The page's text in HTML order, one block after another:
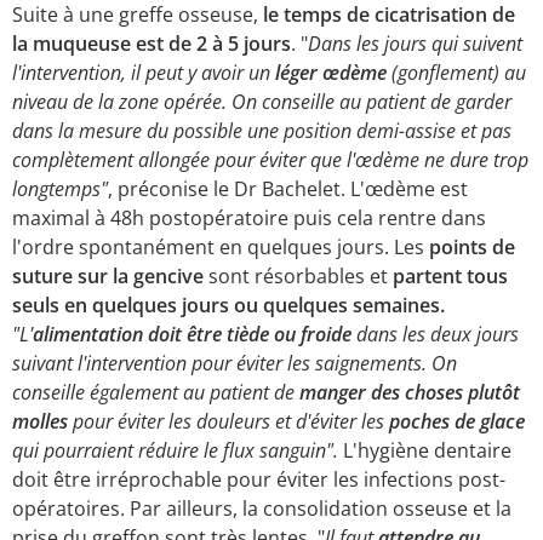
Suite à une greffe osseuse, le temps de cicatrisation de
la muqueuse est de 2 à 5 jours. "Dans les jours qui suivent
l'intervention, il peut y avoir unléger œdème(gonflement) au
niveau de la zone opérée. On conseille au patient de garder
dans la mesure du possible une position demi-assise et pas
complètement allongée pour éviter que l'œdème ne dure trop
longtemps", préconise le Dr Bachelet. L'œdème est
maximal à 48h postopératoire puis cela rentre dans
l'ordre spontanément en quelques jours. Les points de
suture sur la gencivesont résorbables et partent tous
seuls en quelques jours ou quelques semaines.
"L'alimentation doit être tiède ou froidedans les deux jours
suivant l'intervention pour éviter les saignements. On
conseille également au patient demanger des choses plutôt
mollespour éviter les douleurs et d'éviter lespoches de glace
qui pourraient réduire le flux sanguin". L'hygiène dentaire
doit être irréprochable pour éviter les infections post-
opératoires. Par ailleurs, la consolidation osseuse et la